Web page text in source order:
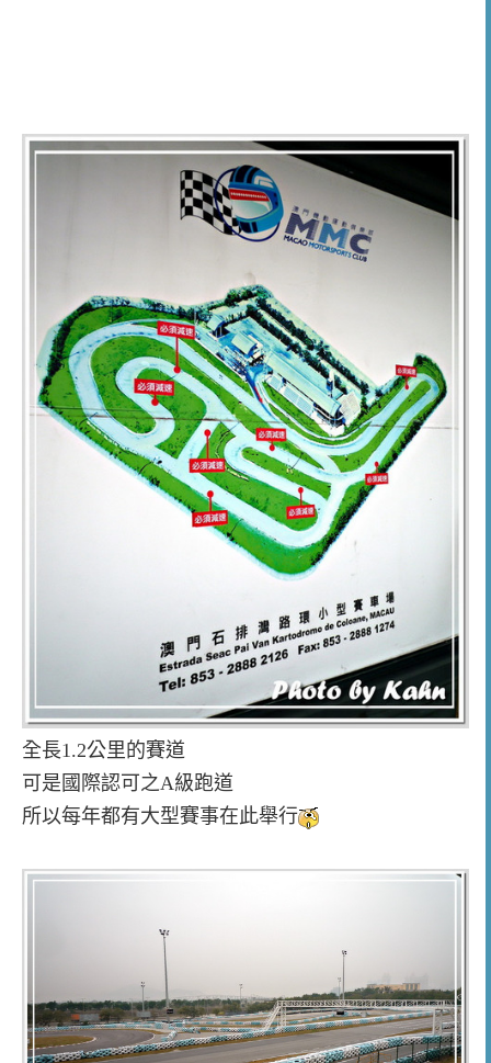
全長1.2公里的賽道
可是國際認可之A級跑道
所以每年都有大型賽事在此舉行